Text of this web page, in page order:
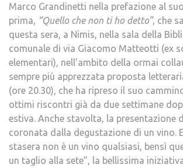
Marco Grandinetti nella prefazione al
prima, “Quello che non ti ho detto”, che
questa sera, a Nimis, nella sala della
comunale di via Giacomo Matteotti (ex
elementari), nell’ambito della ormai
sempre più apprezzata proposta
(ore 20.30), che ha ripreso il suo
ottimi riscontri già da due settimane
estiva. Anche stavolta, la presentazione
coronata dalla degustazione di un vino.
stasera non è un vino qualsiasi, bensì
un taglio alla sete”, la bellissima